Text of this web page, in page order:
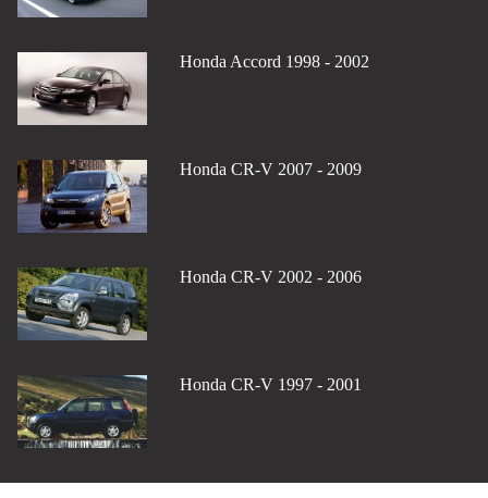
Honda Accord 1998 - 2002
Honda CR-V 2007 - 2009
Honda CR-V 2002 - 2006
Honda CR-V 1997 - 2001